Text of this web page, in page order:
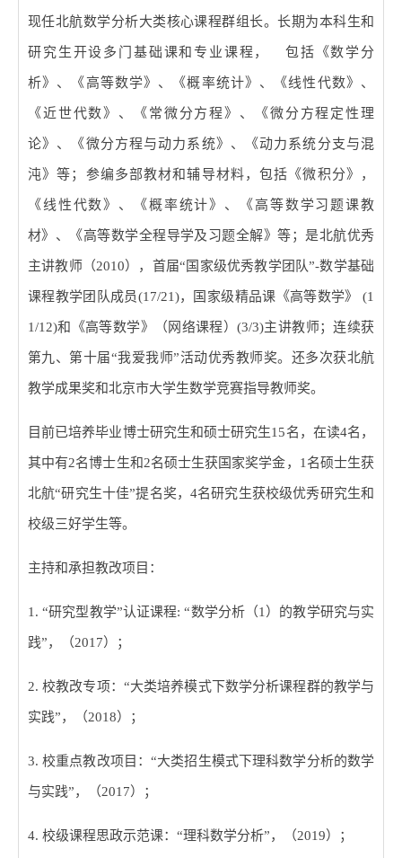
现任北航数学分析大类核心课程群组长。长期为本科生和
研究生开设多门基础课和专业课程， 包括《数学分
析》、《高等数学》、《概率统计》、《线性代数》、
《近世代数》、《常微分方程》、《微分方程定性理
论》、《微分方程与动力系统》、《动力系统分支与混
沌》等；参编多部教材和辅导材料，包括《微积分》，
《线性代数》、《概率统计》、《高等数学习题课教
材》、《高等数学全程导学及习题全解》等；是北航优秀
主讲教师（2010），首届“ 国家级优秀教学团队”-数学基础
课程教学团队成员(17/21)，国家级精品课《高等数学》 (1
1/12)和《高等数学》（网络课程）(3/3)主讲教师；连续获
第九、第十届“我爱我师”活动优秀教师奖。还多次获北航
教学成果奖和北京市大学生数学竞赛指导教师奖。
目前已培养毕业博士研究生和硕士研究生15名，在读4名，
其中有2名博士生和2名硕士生获国家奖学金， 1 名硕士生获
北航“研究生十佳”提名奖，4名研究生获校级优秀研究生和
校级三好学生等。
主持和承担教改项目：
1. “研究型教学”认证课程: “数学分析（1 ）的教学研究与实
践”，（2017）；
2.校教改专项： “大类培养模式下数学分析课程群的教学与
实践”，（2018）；
3.校重点教改项目：“大类招生模式下理科数学分析的数学
与实践”，（2017）；
4. 校级课程思政示范课： “理科数学分析”，（2019）；